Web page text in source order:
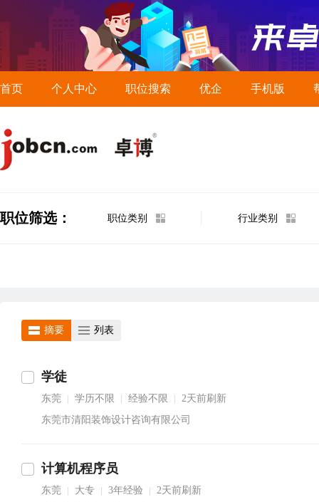
首页 个人中心 职位搜索 优企 手机版
职位筛选： 职位类别 行业类别
摘要 列表
学徒
东莞 学历不限 经验不限
2天前刷新
东莞市清阳装饰设计咨询有限公司
计算机程序员
东莞 大专 3年经验
2天前刷新